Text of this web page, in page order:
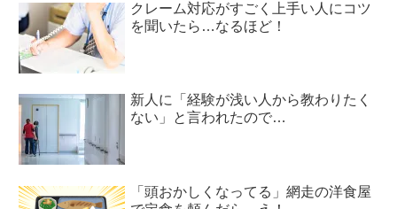
クレーム対応がすごく上手い人にコツ
を聞いたら…なるほど！
新人に「経験が浅い人から教わりたく
ない」と言われたので…
「頭おかしくなってる」網走の洋食屋